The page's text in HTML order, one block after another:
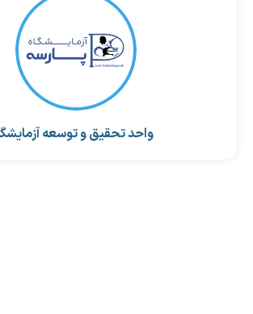
واحد تحقیق و توسعه